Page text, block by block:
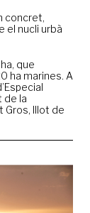
concret,
el nucli urbà
que
ha marines. A
de la
Gros, Illot de